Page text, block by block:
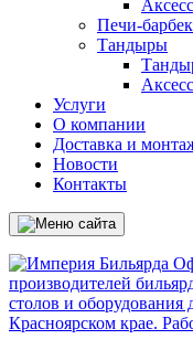
Печи-
Тандыры
Услуги
О компании
Доставка и
Новости
Контакты
производителей
столов и оборудования
Красноярском крае.